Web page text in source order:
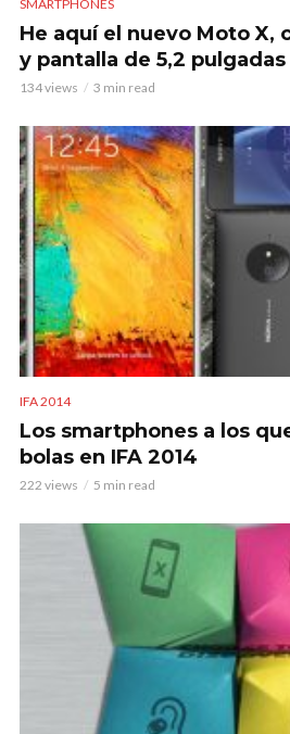
SMARTPHONES
He aquí el nuevo Moto X,
y pantalla de 5,2 pulgadas
134 views 3 min read
IFA 2014
Los smartphones a los
bolas en IFA 2014
222 views 5 min read